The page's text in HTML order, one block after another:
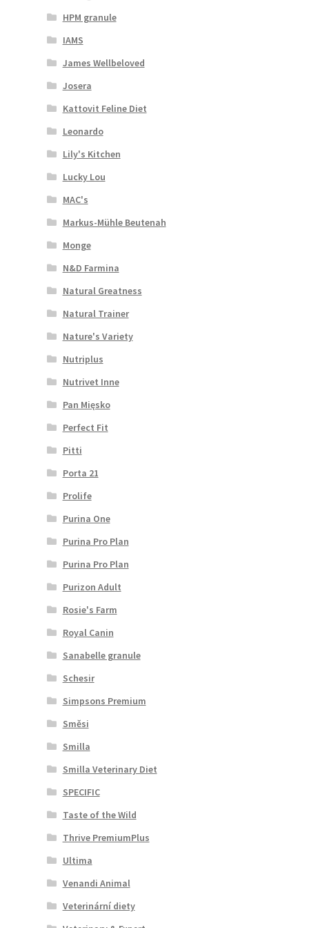
Veterinární dieta pro psy
Wolf of Wilderness
HPM granule
IAMS
James Wellbeloved
Josera
Kattovit Feline Diet
Leonardo
Lily's Kitchen
Lucky Lou
MAC's
Markus-Mühle Beutenah
Monge
N&D Farmina
Natural Greatness
Natural Trainer
Nature's Variety
Nutriplus
Nutrivet Inne
Pan Mięsko
Perfect Fit
Pitti
Porta 21
Prolife
Purina One
Purina Pro Plan
Purina Pro Plan
Purizon Adult
Rosie's Farm
Royal Canin
Sanabelle granule
Schesir
Simpsons Premium
Směsi
Smilla
Smilla Veterinary Diet
SPECIFIC
Taste of the Wild
Thrive PremiumPlus
Ultima
Venandi Animal
Veterinární diety